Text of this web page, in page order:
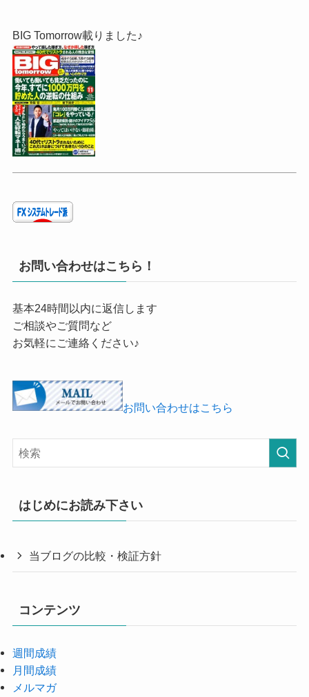
BIG Tomorrow載りました♪
お問い合わせはこちら！
基本24時間以内に返信します
ご相談やご質問など
お気軽にご連絡ください♪
お問い合わせはこちら
はじめにお読み下さい
当ブログの比較・検証方針
コンテンツ
週間成績
月間成績
メルマガ